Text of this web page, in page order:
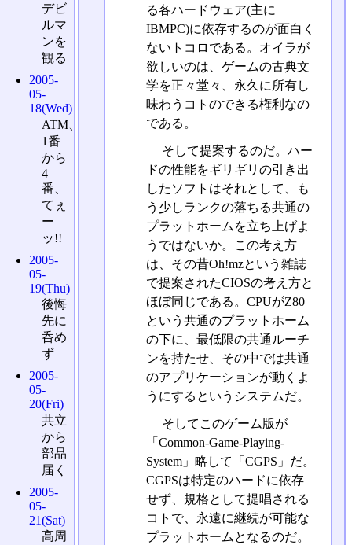
る各ハードウェア(主に
IBMPC)に依存するのが面白く
ないトコロである。オイラが
欲しいのは、ゲームの古典文
学を正々堂々、永久に所有し
味わうコトのできる権利なの
である。
そして提案するのだ。ハー
ドの性能をギリギリの引き出
したソフトはそれとして、も
う少しランクの落ちる共通の
プラットホームを立ち上げよ
うではないか。この考え方
は、その昔Oh!mzという雑誌
で提案されたCIOSの考え方と
ほぼ同じである。CPUがZ80
という共通のプラットホーム
の下に、最低限の共通ルーチ
ンを持たせ、その中では共通
のアプリケーションが動くよ
うにするというシステムだ。
そしてこのゲーム版が
「Common-Game-Playing-
System」略して「CGPS」だ。
CGPSは特定のハードに依存
せず、規格として提唱される
コトで、永遠に継続が可能な
プラットホームとなるのだ。
デビ
ルマ
ンを
観る
2005-
05-
18(Wed)
ATM、
1番
から
4
番、
てぇ
ー
ッ!!
2005-
05-
19(Thu)
後悔
先に
呑め
ず
2005-
05-
20(Fri)
共立
から
部品
届く
2005-
05-
21(Sat)
高周